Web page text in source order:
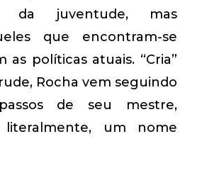
da juventude, mas
que encontram-se
as políticas atuais. “Cria”
Rocha vem seguindo
de seu mestre,
literalmente, um nome